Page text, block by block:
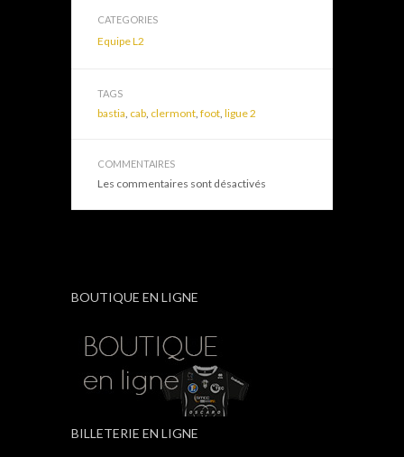
CATEGORIES
Equipe L2
TAGS
bastia cab clermont foot ligue 2
COMMENTAIRES
Les commentaires sont désactivés
BOUTIQUE EN LIGNE
BILLETERIE EN LIGNE